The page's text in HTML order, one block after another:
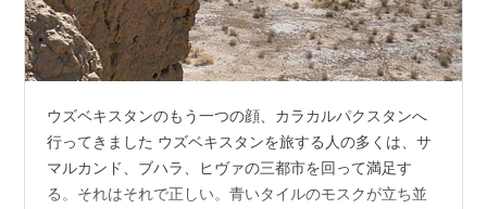
ウズベキスタンのもう一つの顔、カラカルパクスタンへ
行ってきました ウズベキスタンを旅する人の多くは、サ
マルカンド、ブハラ、ヒヴァの三都市を回って満足す
る。それはそれで正しい。青いタイルのモスクが立ち並